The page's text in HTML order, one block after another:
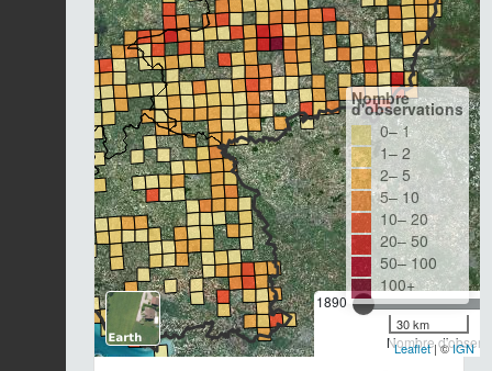
1890
Nombre
Nombre
d'observations
0– 1
1– 2
2– 5
5– 10
10– 20
20– 50
50– 100
100+
30 km
Leaflet| ©IGN